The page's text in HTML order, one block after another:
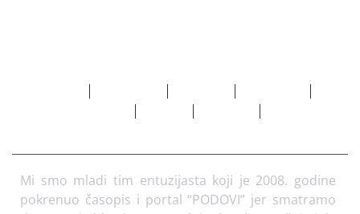
Početna Marketing Adresar Pretplata O